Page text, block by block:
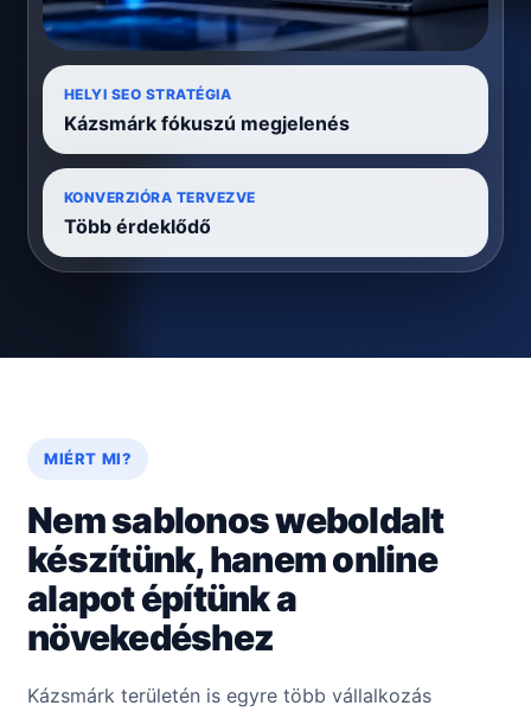
HELYI SEO STRATÉGIA
Kázsmárk fókuszú megjelenés
KONVERZIÓRA TERVEZVE
Több érdeklődő
MIÉRT MI?
Nem sablonos weboldalt
készítünk, hanem online
alapot építünk a
növekedéshez
Kázsmárk területén is egyre több vállalkozás